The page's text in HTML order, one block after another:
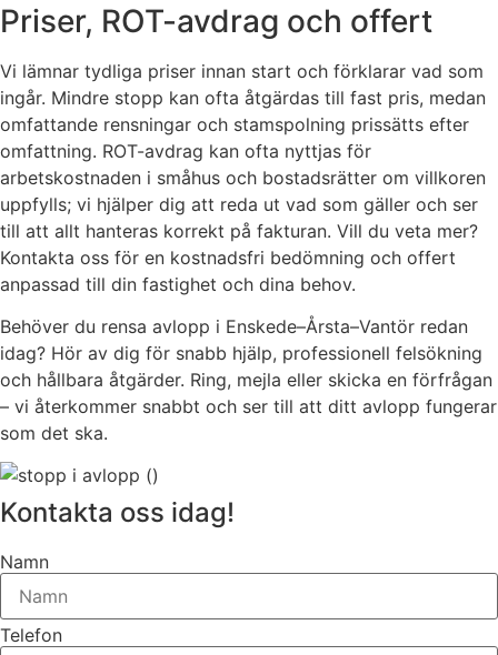
Priser, ROT-avdrag och offert
Vi lämnar tydliga priser innan start och förklarar vad som
ingår. Mindre stopp kan ofta åtgärdas till fast pris, medan
omfattande rensningar och stamspolning pris­sätts efter
omfattning. ROT-avdrag kan ofta nyttjas för
arbetskostnaden i småhus och bostadsrätter om villkoren
uppfylls; vi hjälper dig att reda ut vad som gäller och ser
till att allt hanteras korrekt på fakturan. Vill du veta mer?
Kontakta oss för en kostnadsfri bedömning och offert
anpassad till din fastighet och dina behov.
Behöver du rensa avlopp i Enskede–Årsta–Vantör redan
idag? Hör av dig för snabb hjälp, professionell felsökning
och hållbara åtgärder. Ring, mejla eller skicka en förfrågan
– vi återkommer snabbt och ser till att ditt avlopp fungerar
som det ska.
Kontakta oss idag!
Namn
Telefon